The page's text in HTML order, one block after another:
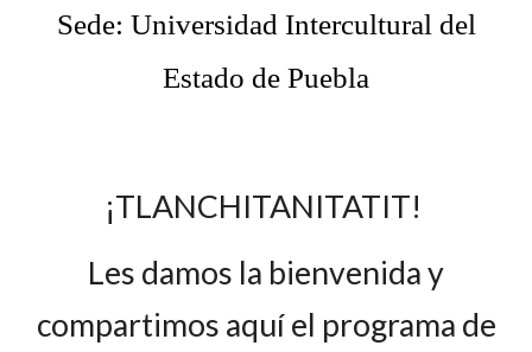
Sede: Universidad Intercultural del
Estado de Puebla
¡TLANCHITANITATIT!
Les damos la bienvenida y
compartimos aquí el programa de